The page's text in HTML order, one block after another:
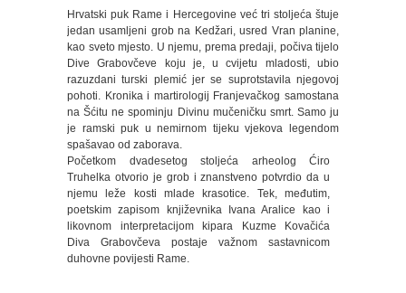
Hrvatski puk Rame i Hercegovine već tri stoljeća štuje
jedan usamljeni grob na Kedžari, usred Vran planine,
kao sveto mjesto. U njemu, prema predaji, počiva tijelo
Dive Grabovčeve koju je, u cvijetu mladosti, ubio
razuzdani turski plemić jer se suprotstavila njegovoj
pohoti. Kronika i martirologij Franjevačkog samostana
na Šćitu ne spominju Divinu mučeničku smrt. Samo ju
je ramski puk u nemirnom tijeku vjekova legendom
spašavao od zaborava.
Početkom dvadesetog stoljeća arheolog Ćiro
Truhelka otvorio je grob i znanstveno potvrdio da u
njemu leže kosti mlade krasotice. Tek, međutim,
poetskim zapisom književnika Ivana Aralice kao i
likovnom interpretacijom kipara Kuzme Kovačića
Diva Grabovčeva postaje važnom sastavnicom
duhovne povijesti Rame.